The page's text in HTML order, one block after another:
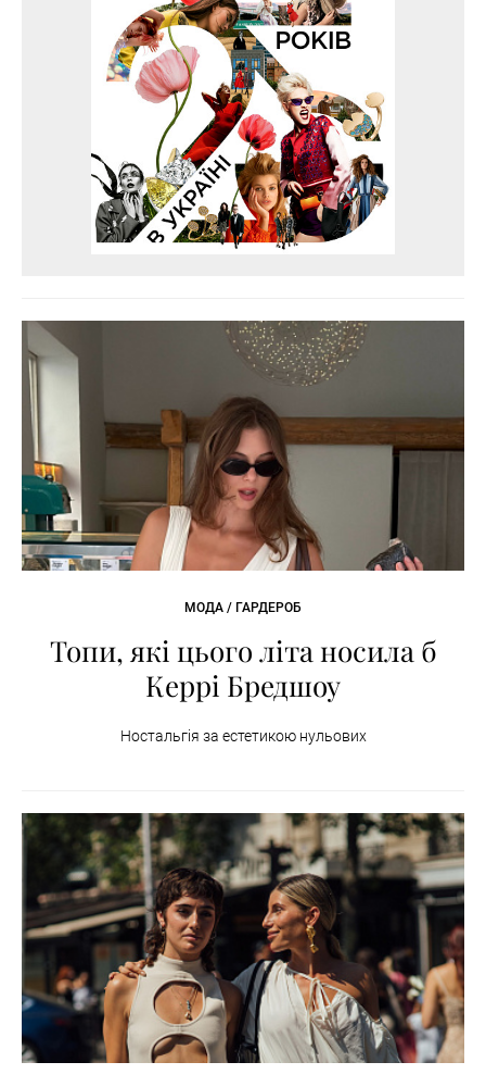
МОДА / ГАРДЕРОБ
Топи, які цього літа носила б
Керрі Бредшоу
Ностальгія за естетикою нульових